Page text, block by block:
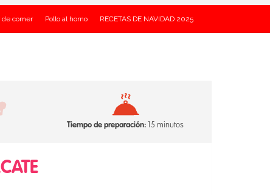
de comer Pollo al horno RECETAS DE NAVIDAD 2025
Tiempo de preparación: 15 minutos